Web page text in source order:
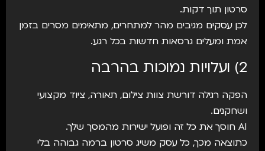
סרטון תוך דקות.
לכן עסקים מגיבים מהר למתחרים, מתאימים מסרים בזמן
אמת ומעלים גרסאות חדשות בכל רגע.
2) ועלויות נמוכות בהרבה
הפקה רגילה דורשת צוות צילום, תאורה, ציוד מקצועי
ושחקנים.
AI חוסך את כל זה ופועל ישירות מהמסך שלך.
כתוצאה מכך, כל עסק משיג סרטון ברמה גבוהה בלי